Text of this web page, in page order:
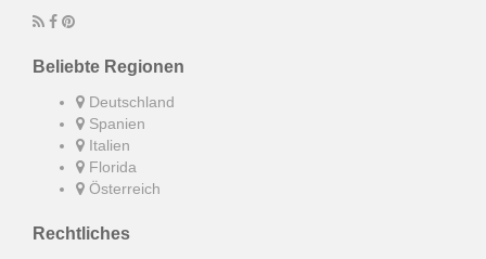
Beliebte Regionen
Deutschland
Spanien
Italien
Florida
Österreich
Rechtliches